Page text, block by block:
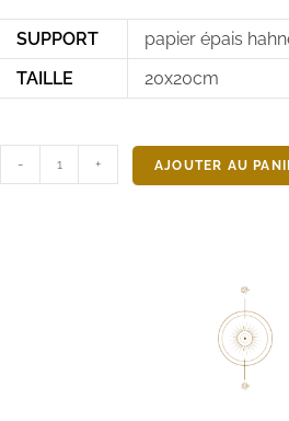
SUPPORT
papier épais
TAILLE
20x20cm
- + AJOUTER AU